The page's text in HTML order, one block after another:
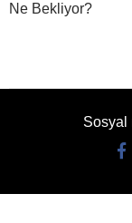
Ne Bekliyor?
Sosyal